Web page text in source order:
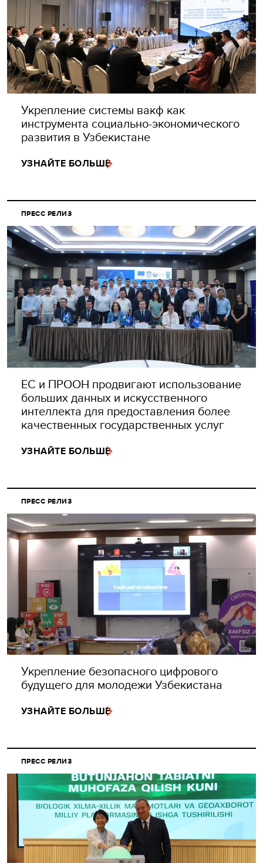
Укрепление системы вакф как
инструмента социально-экономического
развития в Узбекистане
УЗНАЙТЕ БОЛЬШЕ
ПРЕСС РЕЛИЗ
ЕС и ПРООН продвигают использование
больших данных и искусственного
интеллекта для предоставления более
качественных государственных услуг
УЗНАЙТЕ БОЛЬШЕ
ПРЕСС РЕЛИЗ
Укрепление безопасного цифрового
будущего для молодежи Узбекистана
УЗНАЙТЕ БОЛЬШЕ
ПРЕСС РЕЛИЗ